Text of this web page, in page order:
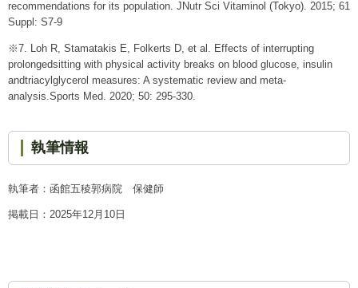
recommendations for its population. JNutr Sci Vitaminol (Tokyo). 2015; 61
Suppl: S7-9
※7. Loh R, Stamatakis E, Folkerts D, et al. Effects of interrupting
prolongedsitting with physical activity breaks on blood glucose, insulin
andtriacylglycerol measures: A systematic review and meta-
analysis.Sports Med. 2020; 50: 295-330.
執筆情報
執筆者：函館五稜郭病院 保健師
掲載日：2025年12月10日